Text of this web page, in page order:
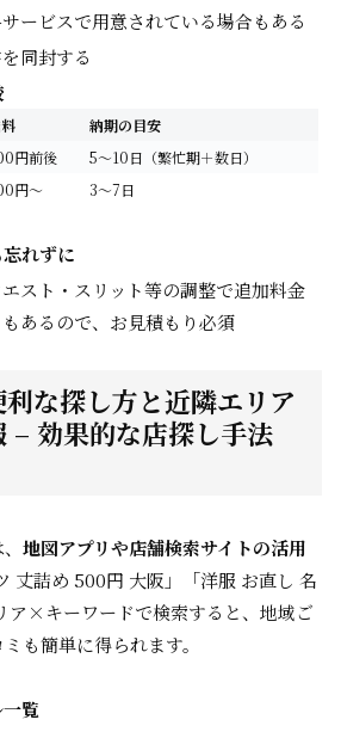
ービスで用意されている場合もある
同封する
納期の目安
円前後
5～10日（繁忙期＋数日）
円～ 3～7日
れずに
スト・スリット等の調整で追加料金
あるので、お見積もり必須
な探し方と近隣エリア
– 効果的な店探し手法
地図アプリや店舗検索サイトの活用
丈詰め 500円 大阪」「洋服 お直し 名
ア×キーワードで検索すると、地域ご
も簡単に得られます。
覧